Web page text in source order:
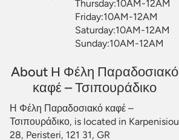
Thursday:10AM-12AM
Friday:10AM-12AM
Saturday:10AM-12AM
Sunday:10AM-12AM
About Η Φέλη Παραδοσιακό
καφέ – Τσιπουράδικο
Η Φέλη Παραδοσιακό καφέ –
Τσιπουράδικο, is located in Karpenisiou
28, Peristeri, 121 31, GR